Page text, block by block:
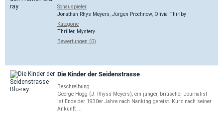
Schauspieler
Jonathan Rhys Meyers Jürgen Prochnow, Olivia Thirlby
Kategorie
Thriller, Mystery
Bewertungen (0)
Die Kinder der Seidenstrasse
Beschreibung
George Hogg (J. Rhyss Meyers), ein junger, britischer Journalist
ist Ende der 1930er Jahre nach Nanking gereist. Kurz nach seiner
Ankunft ...